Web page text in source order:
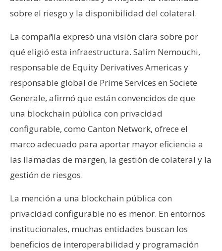
sobre el riesgo y la disponibilidad del colateral.
La compañía expresó una visión clara sobre por
qué eligió esta infraestructura. Salim Nemouchi,
responsable de Equity Derivatives Americas y
responsable global de Prime Services en Societe
Generale, afirmó que están convencidos de que
una blockchain pública con privacidad
configurable, como Canton Network, ofrece el
marco adecuado para aportar mayor eficiencia a
las llamadas de margen, la gestión de colateral y la
gestión de riesgos.
La mención a una blockchain pública con
privacidad configurable no es menor. En entornos
institucionales, muchas entidades buscan los
beneficios de interoperabilidad y programación